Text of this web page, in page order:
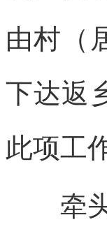
由村（
下达返
此项工
牵头